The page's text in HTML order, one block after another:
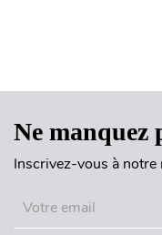
Ne manquez
Inscrivez-vous à notre